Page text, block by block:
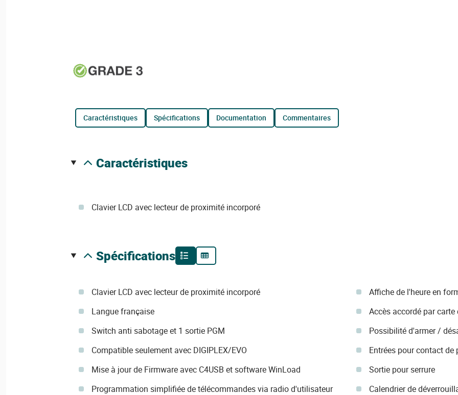
caractéristiques spécifications documentation commentaires
caractéristiques
Clavier LCD avec lecteur de proximité incorporé
spécifications
Clavier LCD avec lecteur de proximité incorporé
Langue française
Switch anti sabotage et 1 sortie PGM
Compatible seulement avec DIGIPLEX/EVO
Mise à jour de Firmware avec C4USB et software WinLoad
Programmation simplifiée de télécommandes via radio d'utilisateur
Affiche de l'heure en
Accès accordé par
Possibilité d'armer /
Entrées pour contact de
Sortie pour serrure
Calendrier de